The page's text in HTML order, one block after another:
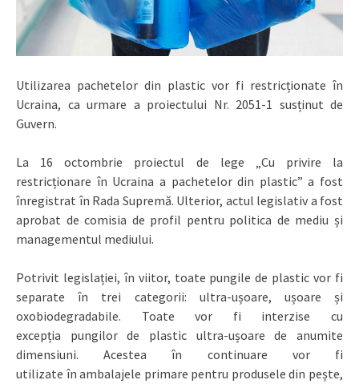
Utilizarea pachetelor din plastic vor fi restricționate în
Ucraina, ca urmare a proiectului Nr. 2051-1 susținut de
Guvern.
La 16 octombrie proiectul de lege „Cu privire la
restricționare în Ucraina a pachetelor din plastic” a fost
înregistrat în Rada Supremă. Ulterior, actul legislativ a fost
aprobat de comisia de profil pentru politica de mediu și
managementul mediului.
Potrivit legislației, în viitor, toate pungile de plastic vor fi
separate în trei categorii: ultra-ușoare, ușoare și
oxobiodegradabile. Toate vor fi interzise cu
excepția pungilor de plastic ultra-ușoare de anumite
dimensiuni. Acestea în continuare vor fi
utilizate în ambalajele primare pentru produsele din pește,